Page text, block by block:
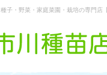
種子・野菜・家庭菜園・栽培の専門店